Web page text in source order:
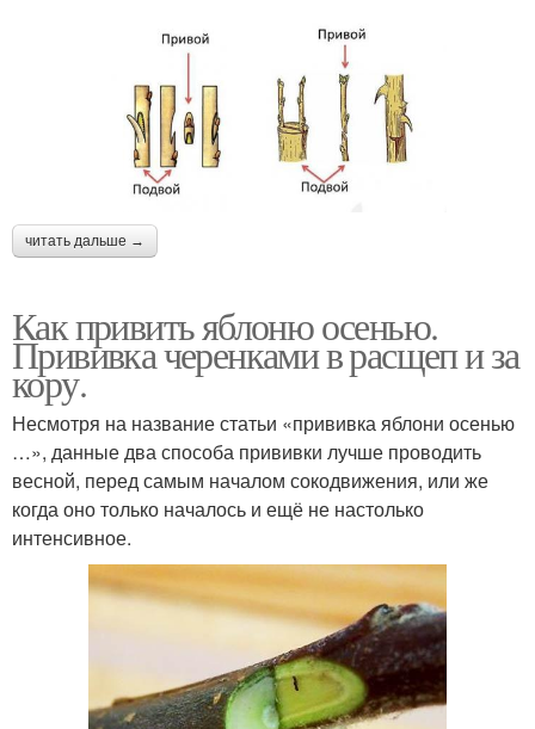
читать дальше →
Как привить яблоню осенью.
Прививка черенками в расщеп и за
кору.
Несмотря на название статьи «прививка яблони осенью
…», данные два способа прививки лучше проводить
весной, перед самым началом сокодвижения, или же
когда оно только началось и ещё не настолько
интенсивное.